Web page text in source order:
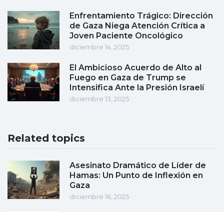
Enfrentamiento Trágico: Dirección
de Gaza Niega Atención Crítica a
Joven Paciente Oncológico
diciembre 14, 2025
El Ambicioso Acuerdo de Alto al
Fuego en Gaza de Trump se
Intensifica Ante la Presión Israelí
diciembre 13, 2025
Related topics
Asesinato Dramático de Líder de
Hamas: Un Punto de Inflexión en
Gaza
diciembre 16, 2025